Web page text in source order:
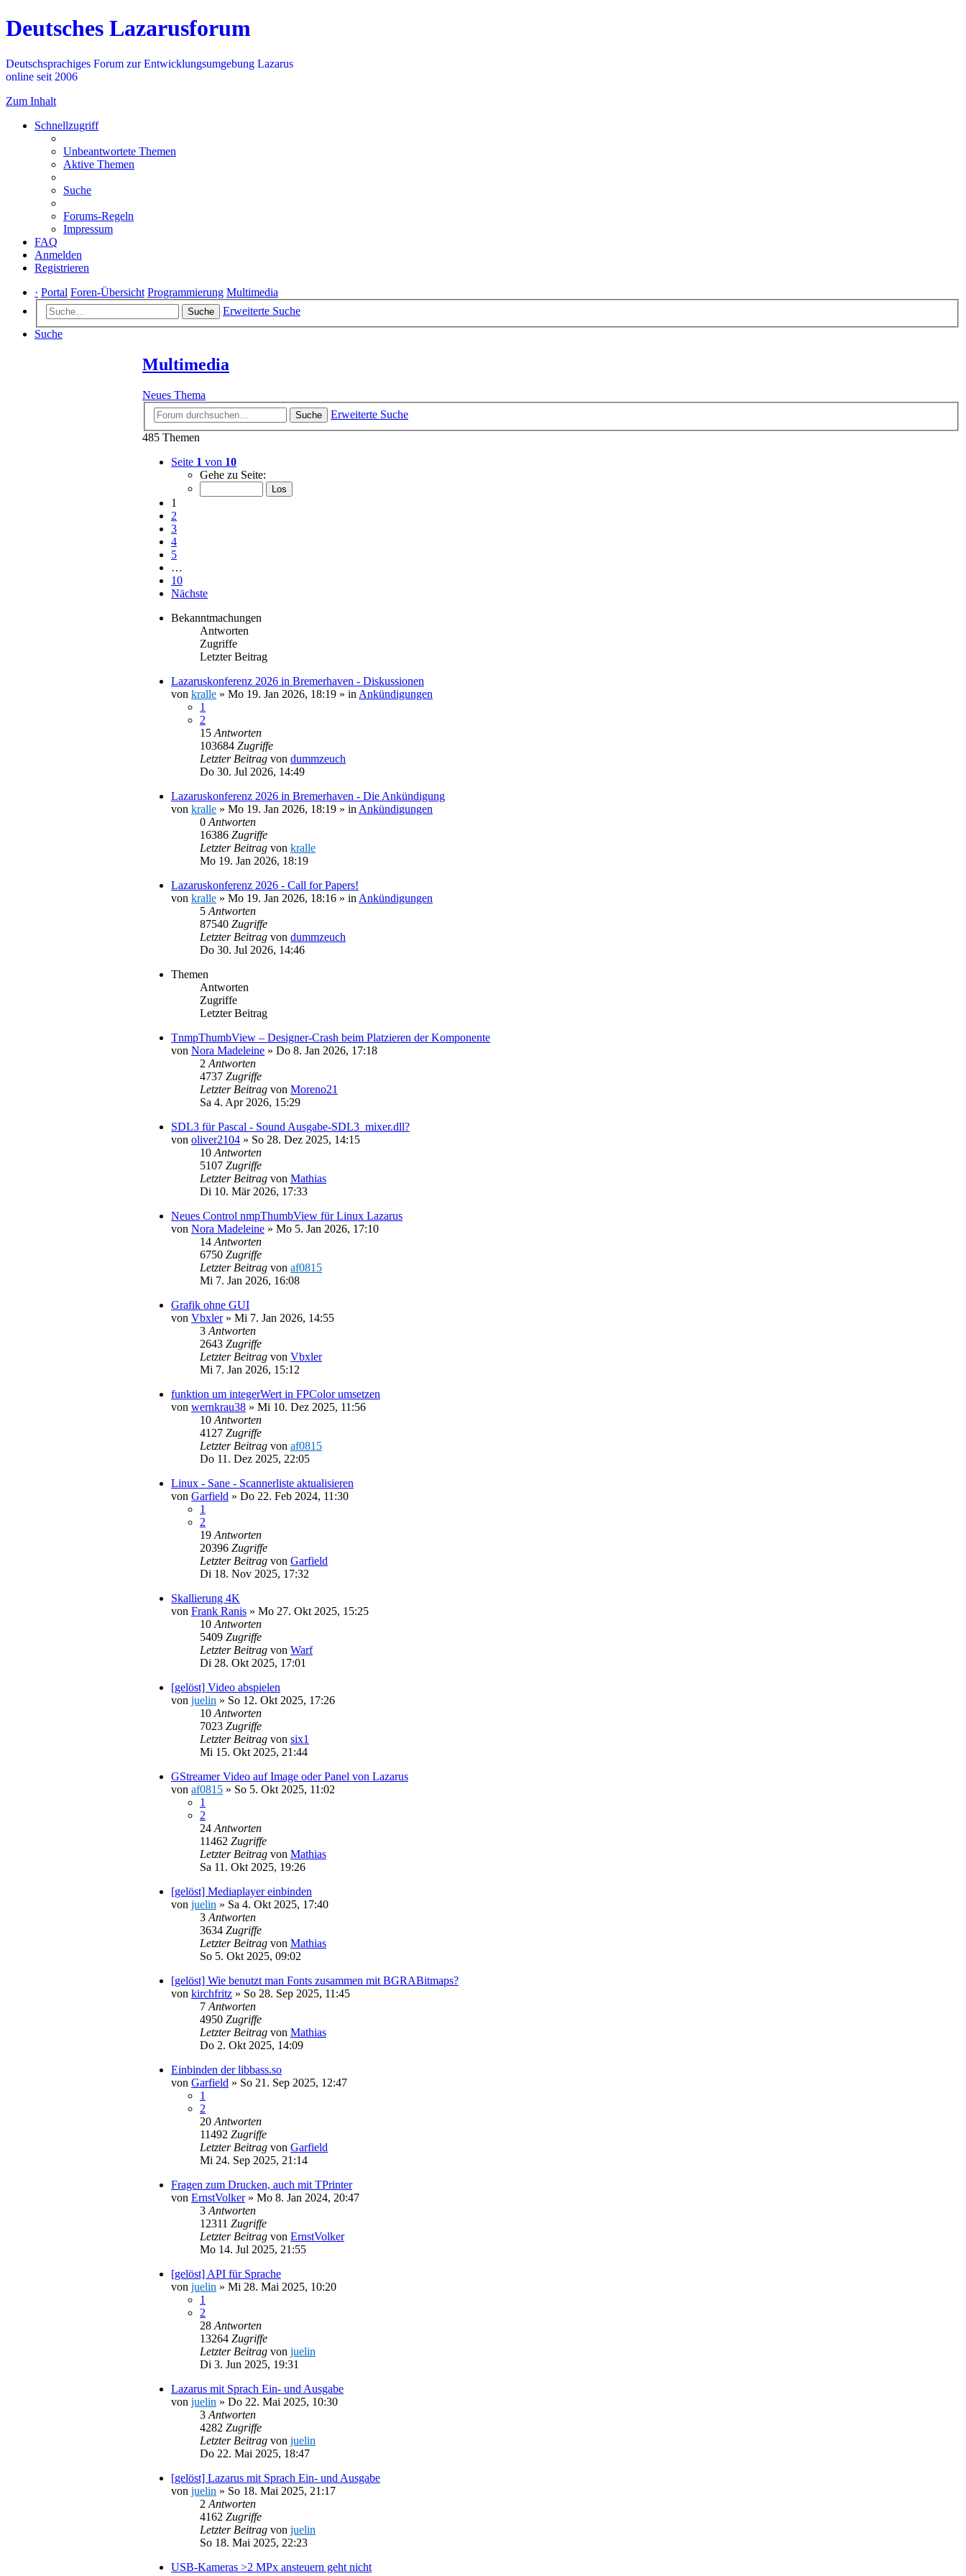
Deutsches Lazarusforum
Deutschsprachiges Forum zur Entwicklungsumgebung Lazarus
online seit 2006
Zum Inhalt
Schnellzugriff
Unbeantwortete Themen
Aktive Themen
Suche
Forums-Regeln
Impressum
FAQ
Anmelden
Registrieren
· Portal Foren-Übersicht Programmierung Multimedia
Suche
Erweiterte Suche
Suche
Multimedia
Neues Thema
Suche
Erweiterte Suche
485 Themen
Seite 1 von 10
Gehe zu Seite:
1
2
3
4
5
…
10
Nächste
Bekanntmachungen
Antworten
Zugriffe
Letzter Beitrag
Lazaruskonferenz 2026 in Bremerhaven - Diskussionen
von kralle » Mo 19. Jan 2026, 18:19 » in Ankündigungen
1
2
15 Antworten
103684 Zugriffe
Letzter Beitrag von dummzeuch
Do 30. Jul 2026, 14:49
Lazaruskonferenz 2026 in Bremerhaven - Die Ankündigung
von kralle » Mo 19. Jan 2026, 18:19 » in Ankündigungen
0 Antworten
16386 Zugriffe
Letzter Beitrag von kralle
Mo 19. Jan 2026, 18:19
Lazaruskonferenz 2026 - Call for Papers!
von kralle » Mo 19. Jan 2026, 18:16 » in Ankündigungen
5 Antworten
87540 Zugriffe
Letzter Beitrag von dummzeuch
Do 30. Jul 2026, 14:46
Themen
Antworten
Zugriffe
Letzter Beitrag
TnmpThumbView – Designer-Crash beim Platzieren der Komponente
von Nora Madeleine » Do 8. Jan 2026, 17:18
2 Antworten
4737 Zugriffe
Letzter Beitrag von Moreno21
Sa 4. Apr 2026, 15:29
SDL3 für Pascal - Sound Ausgabe-SDL3_mixer.dll?
von oliver2104 » So 28. Dez 2025, 14:15
10 Antworten
5107 Zugriffe
Letzter Beitrag von Mathias
Di 10. Mär 2026, 17:33
Neues Control nmpThumbView für Linux Lazarus
von Nora Madeleine » Mo 5. Jan 2026, 17:10
14 Antworten
6750 Zugriffe
Letzter Beitrag von af0815
Mi 7. Jan 2026, 16:08
Grafik ohne GUI
von Vbxler» Mi 7. Jan 2026, 14:55
3 Antworten
2643 Zugriffe
Letzter Beitrag von Vbxler
Mi 7. Jan 2026, 15:12
funktion um integerWert in FPColor umsetzen
von wernkrau38 » Mi 10. Dez 2025, 11:56
10 Antworten
4127 Zugriffe
Letzter Beitrag von af0815
Do 11. Dez 2025, 22:05
Linux - Sane - Scannerliste aktualisieren
von Garfield » Do 22. Feb 2024, 11:30
1
2
19 Antworten
20396 Zugriffe
Letzter Beitrag von Garfield
Di 18. Nov 2025, 17:32
Skallierung 4K
von Frank Ranis » Mo 27. Okt 2025, 15:25
10 Antworten
5409 Zugriffe
Letzter Beitrag von Warf
Di 28. Okt 2025, 17:01
[gelöst] Video abspielen
von juelin » So 12. Okt 2025, 17:26
10 Antworten
7023 Zugriffe
Letzter Beitrag von six1
Mi 15. Okt 2025, 21:44
GStreamer Video auf Image oder Panel von Lazarus
von af0815 » So 5. Okt 2025, 11:02
1
2
24 Antworten
11462 Zugriffe
Letzter Beitrag von Mathias
Sa 11. Okt 2025, 19:26
[gelöst] Mediaplayer einbinden
von juelin » Sa 4. Okt 2025, 17:40
3 Antworten
3634 Zugriffe
Letzter Beitrag von Mathias
So 5. Okt 2025, 09:02
[gelöst] Wie benutzt man Fonts zusammen mit BGRABitmaps?
von kirchfritz » So 28. Sep 2025, 11:45
7 Antworten
4950 Zugriffe
Letzter Beitrag von Mathias
Do 2. Okt 2025, 14:09
Einbinden der libbass.so
von Garfield » So 21. Sep 2025, 12:47
1
2
20 Antworten
11492 Zugriffe
Letzter Beitrag von Garfield
Mi 24. Sep 2025, 21:14
Fragen zum Drucken, auch mit TPrinter
von ErnstVolker» Mo 8. Jan 2024, 20:47
3 Antworten
12311 Zugriffe
Letzter Beitrag von ErnstVolker
Mo 14. Jul 2025, 21:55
[gelöst] API für Sprache
von juelin » Mi 28. Mai 2025, 10:20
1
2
28 Antworten
13264 Zugriffe
Letzter Beitrag von juelin
Di 3. Jun 2025, 19:31
Lazarus mit Sprach Ein- und Ausgabe
von juelin » Do 22. Mai 2025, 10:30
3 Antworten
4282 Zugriffe
Letzter Beitrag von juelin
Do 22. Mai 2025, 18:47
[gelöst] Lazarus mit Sprach Ein- und Ausgabe
von juelin » So 18. Mai 2025, 21:17
2 Antworten
4162 Zugriffe
Letzter Beitrag von juelin
So 18. Mai 2025, 22:23
USB-Kameras >2 MPx ansteuern geht nicht